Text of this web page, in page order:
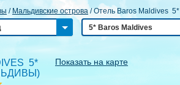
/ Мальдивские острова /Отель Baros Maldives 5*
5* Baros Maldives
5*
)
Показать на карте